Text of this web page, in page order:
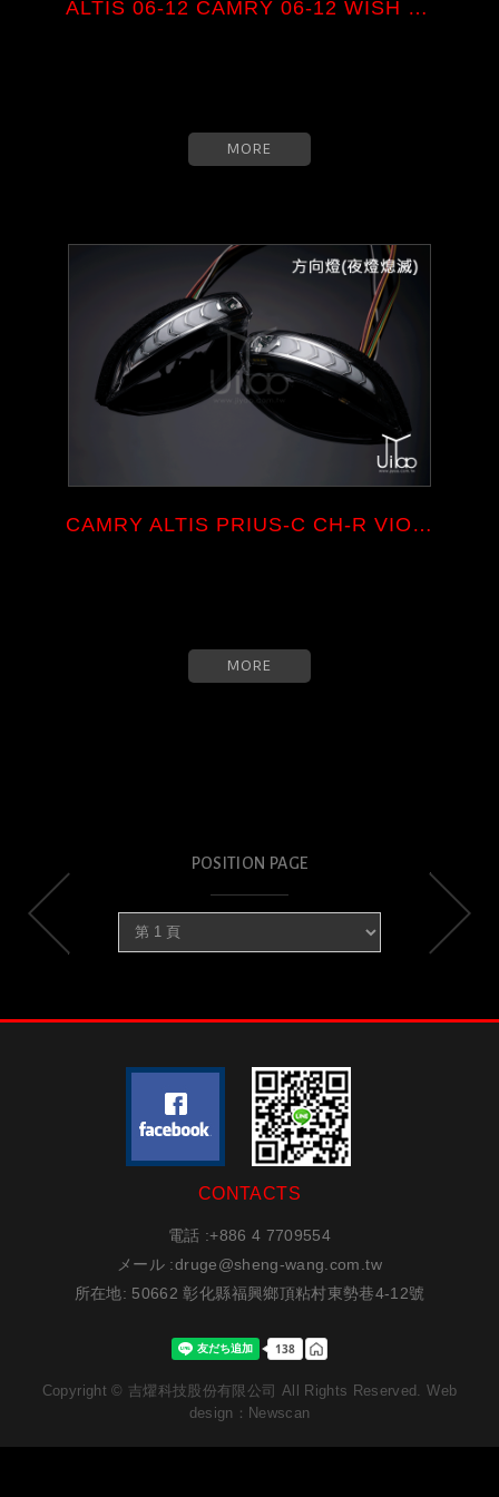
ALTIS 06-12 CAMRY 06-12 WISH 0...
MORE
CAMRY ALTIS PRIUS-C CH-R VIOS ...
MORE
POSITION PAGE
CONTACTS
電話 :+886 4 7709554
メール :druge@sheng-wang.com.tw
所在地: 50662 彰化縣福興鄉頂粘村東勢巷4-12號
Copyright © 吉燿科技股份有限公司 All Rights Reserved.
Web
design：Newscan